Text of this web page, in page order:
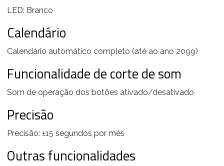
LED: Branco
Calendário
Calendário automático completo (até ao ano 2099)
Funcionalidade de corte de som
Som de operação dos botões ativado/desativado
Precisão
Precisão: ±15 segundos por mês
Outras funcionalidades